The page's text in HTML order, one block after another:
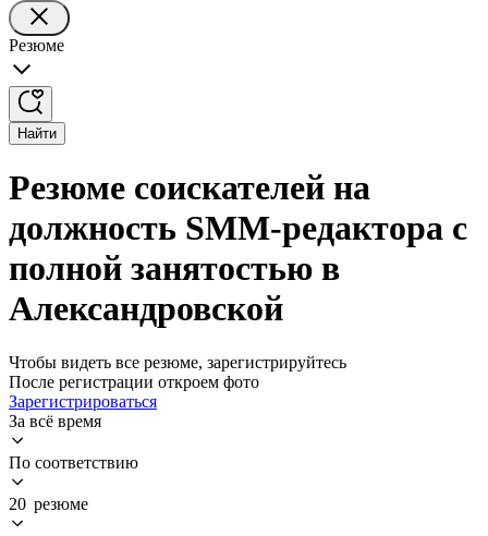
Резюме
Найти
Резюме соискателей на
должность SMM-редактора с
полной занятостью в
Александровской
Чтобы видеть все резюме, зарегистрируйтесь
После регистрации откроем фото
Зарегистрироваться
За всё время
По соответствию
20 резюме